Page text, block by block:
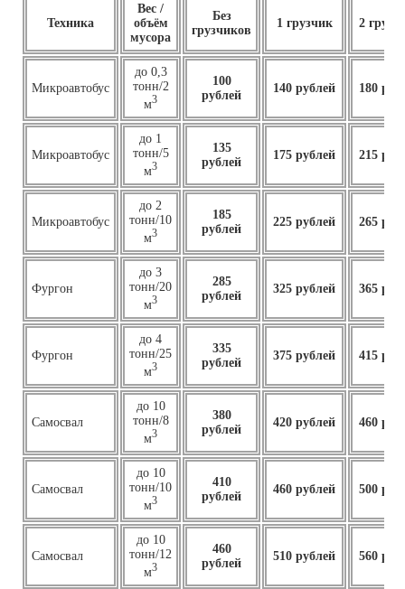
Техника
Вес /
объём
мусора
Без
грузчиков
1 грузчик 2
Микроавтобус
до 0,3
тонн/2
м3
100
рублей
140 рублей 180
Микроавтобус
до 1
тонн/5
м3
135
рублей
175 рублей 215
Микроавтобус
до 2
тонн/10
м3
185
рублей
225 рублей 265
Фургон
до 3
тонн/20
м3
285
рублей
325 рублей 365
Фургон
до 4
тонн/25
м3
335
рублей
375 рублей 415
Самосвал
до 10
тонн/8
м3
380
рублей
420 рублей 460
Самосвал
до 10
тонн/10
м3
410
рублей
460 рублей 500
Самосвал
до 10
тонн/12
м3
460
рублей
510 рублей 560